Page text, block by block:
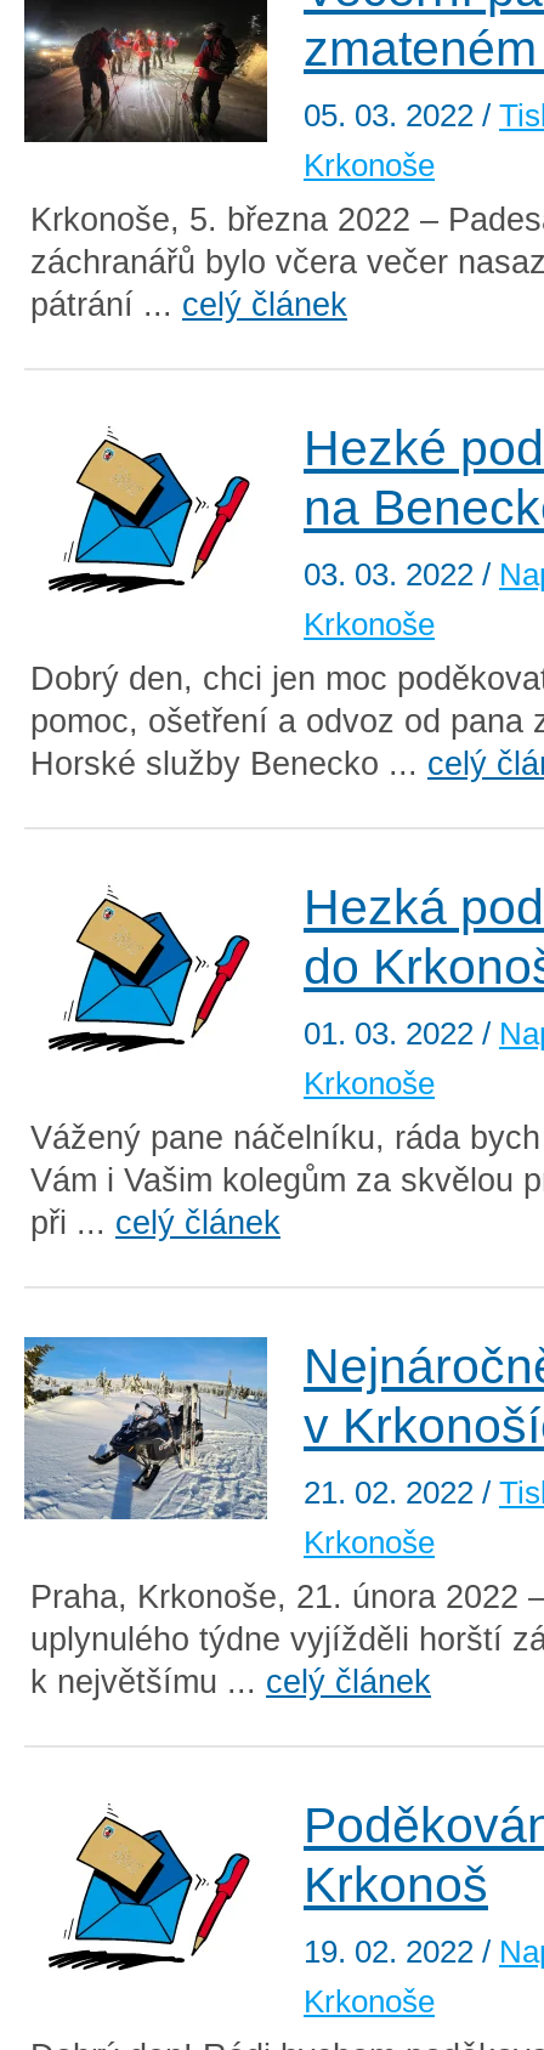
05. 03. 2022 /
Krkonoše
Krkonoše, 5. března 2022 –
záchranářů bylo včera večer
pátrání ... celý článek
Hezké
na
03. 03. 2022 /
Krkonoše
Dobrý den, chci jen moc
pomoc, ošetření a odvoz od pana
Horské služby Benecko ... celý
Hezká
do
01. 03. 2022 /
Krkonoše
Vážený pane náčelníku, ráda
Vám i Vašim kolegům za skvělou
při ... celý článek
v
21. 02. 2022 /
Krkonoše
Praha, Krkonoše, 21. února 2022
uplynulého týdne vyjížděli horští
k největšímu ... celý článek
Krkonoš
19. 02. 2022 /
Krkonoše